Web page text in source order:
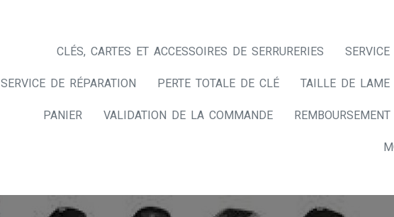
CLÉS, CARTES ET ACCESSOIRES DE SERRURERIES
SERVICE DE RÉPARATION PERTE TOTALE DE CLÉ TAILLE DE LAME
PANIER VALIDATION DE LA COMMANDE